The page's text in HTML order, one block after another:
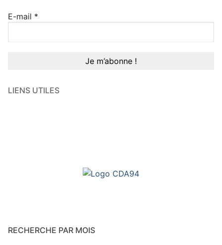
E-mail *
LIENS UTILES
RECHERCHE PAR MOIS